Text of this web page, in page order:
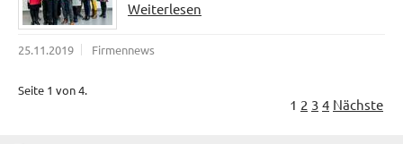
Weiterlesen
25.11.2019 Firmennews
Seite 1 von 4.
1 2 3 4 Nächste